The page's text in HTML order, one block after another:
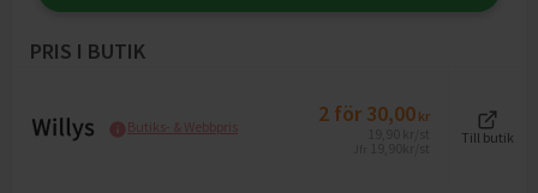
PRIS I BUTIK
Butiks- & Webbpris 2 för 30,00 kr
Till butik